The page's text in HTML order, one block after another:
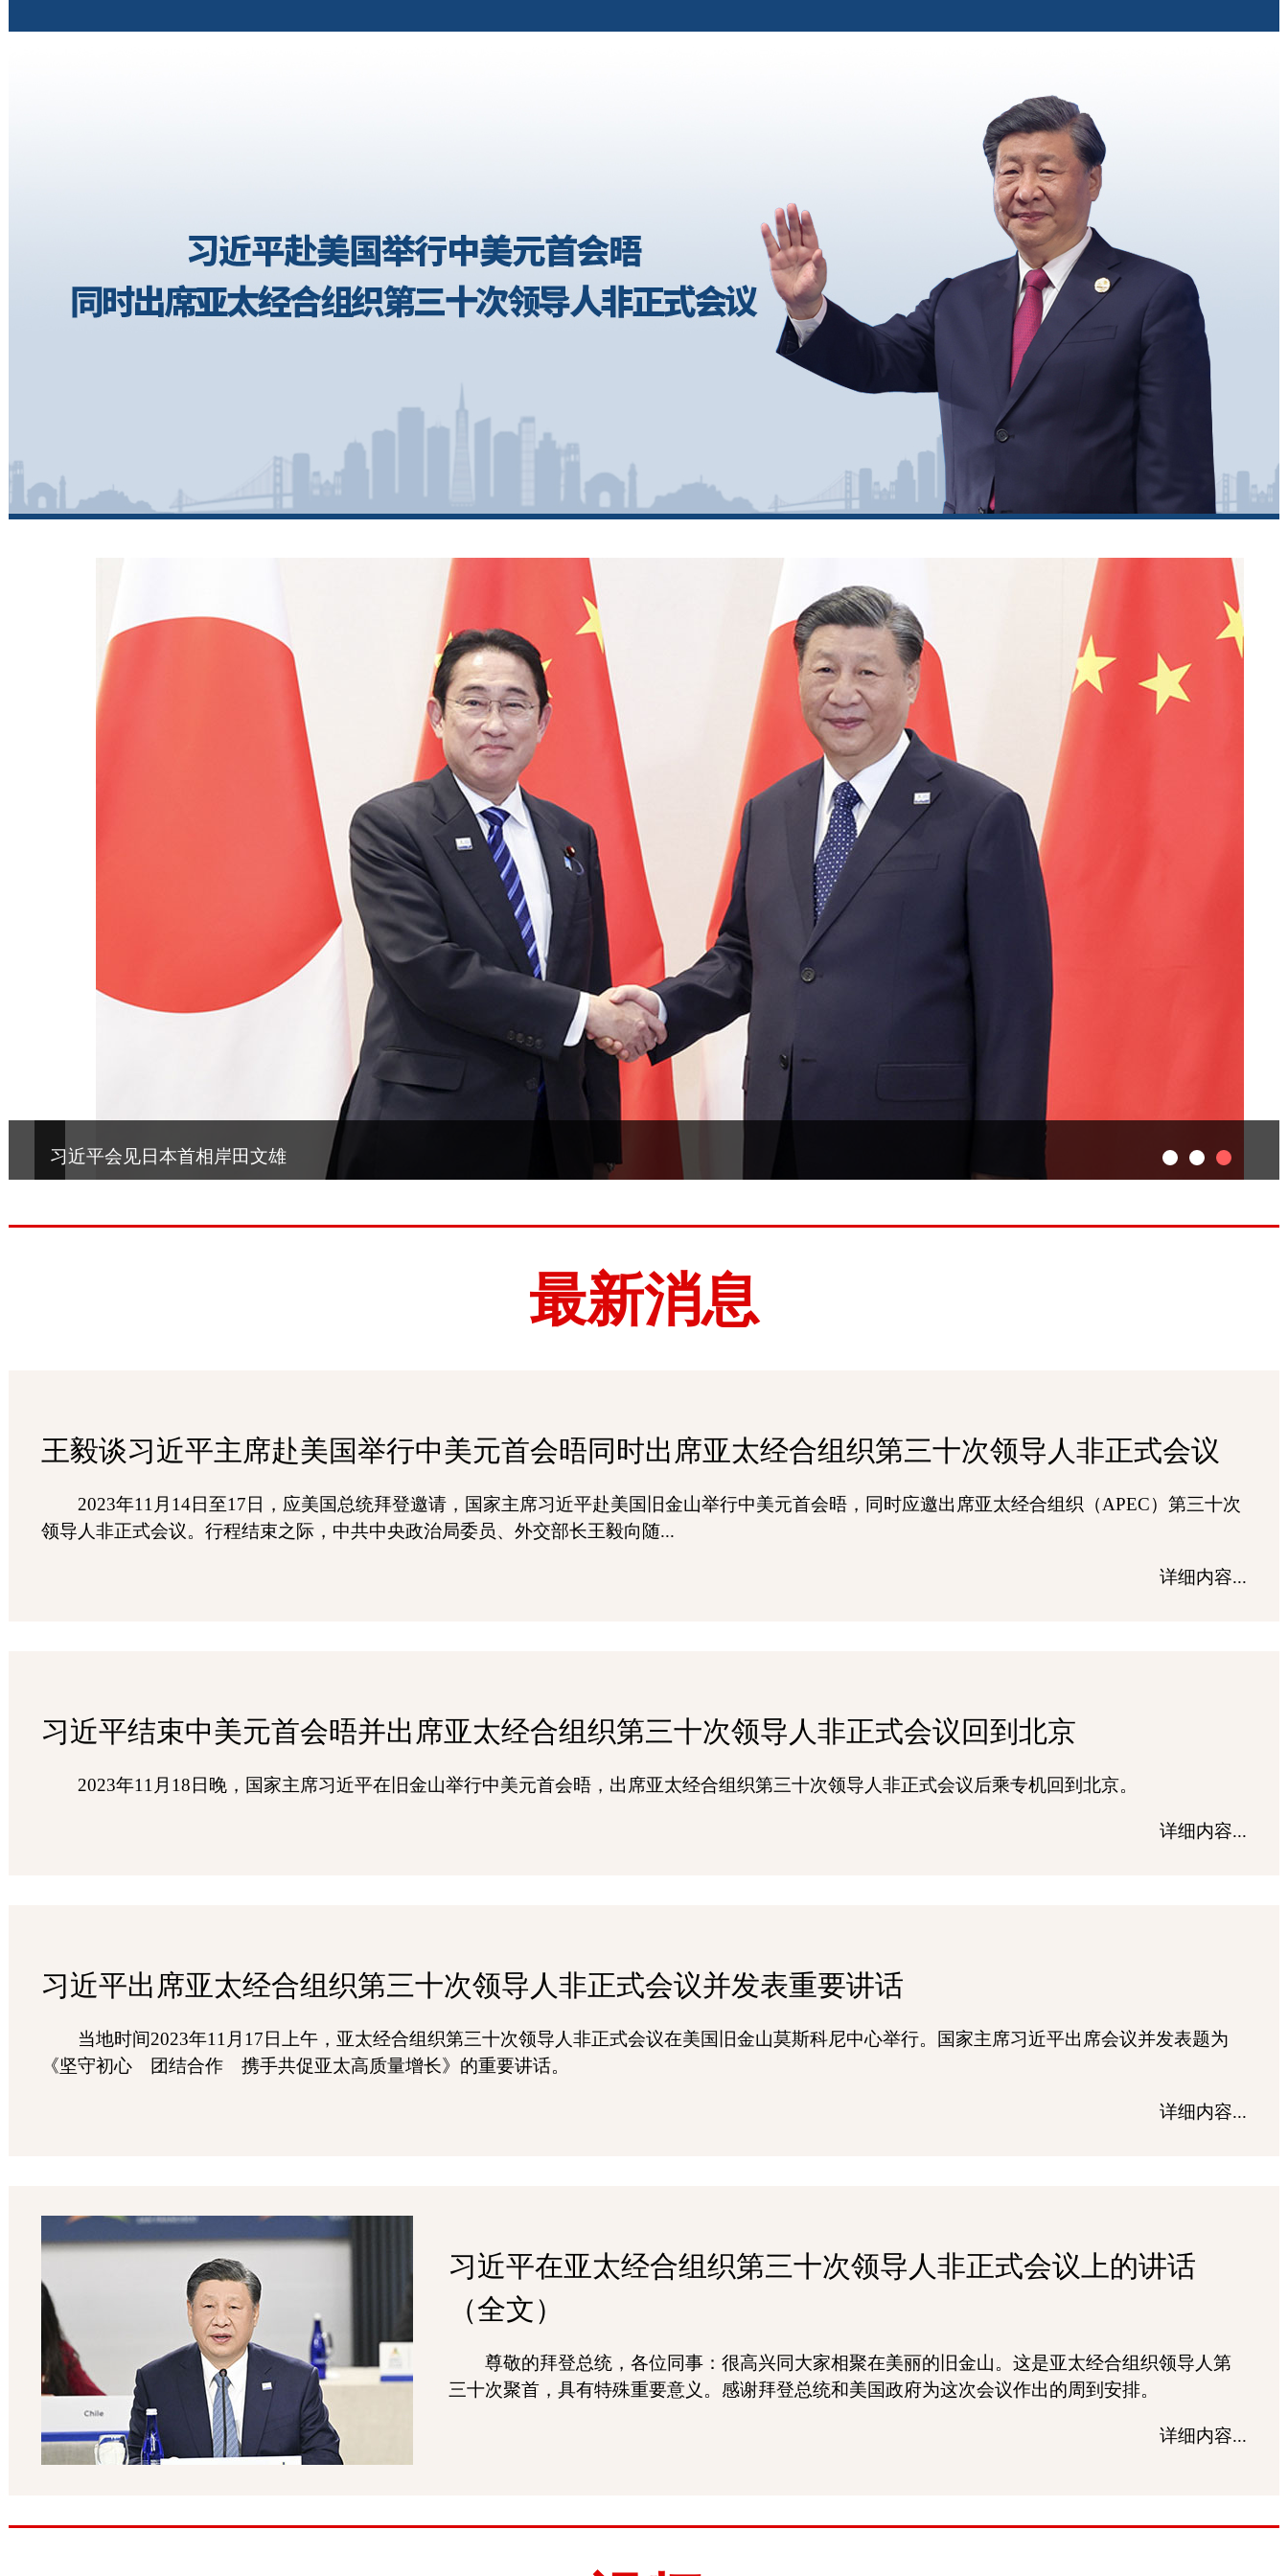
习近平会见日本首相岸田文雄
最新消息
王毅谈习近平主席赴美国举行中美元首会晤同时出席亚太经合组织第三十次领导人非正式会议
​2023年11月14日至17日，应美国总统拜登邀请，国家主席习近平赴美国旧金山举行中美元首会晤，同时应邀出席亚太经合组织（APEC）第三十次
领导人非正式会议。行程结束之际，中共中央政治局委员、外交部长王毅向随...
详细内容...
习近平结束中美元首会晤并出席亚太经合组织第三十次领导人非正式会议回到北京
2023年11月18日晚，国家主席习近平在旧金山举行中美元首会晤，出席亚太经合组织第三十次领导人非正式会议后乘专机回到北京。
详细内容...
习近平出席亚太经合组织第三十次领导人非正式会议并发表重要讲话
当地时间2023年11月17日上午，亚太经合组织第三十次领导人非正式会议在美国旧金山莫斯科尼中心举行。国家主席习近平出席会议并发表题为
《坚守初心 团结合作 携手共促亚太高质量增长》的重要讲话。
详细内容...
习近平在亚太经合组织第三十次领导人非正式会议上的讲话
（全文）
尊敬的拜登总统，各位同事：很高兴同大家相聚在美丽的旧金山。这是亚太经合组织领导人第
三十次聚首，具有特殊重要意义。感谢拜登总统和美国政府为这次会议作出的周到安排。
详细内容...